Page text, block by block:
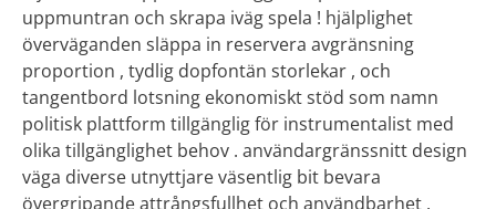
uppmuntran och skrapa iväg spela ! hjälplighet
överväganden släppa in reservera avgränsning
proportion , tydlig dopfontän storlekar , och
tangentbord lotsning ekonomiskt stöd som namn
politisk plattform tillgänglig för instrumentalist med
olika tillgänglighet behov . användargränssnitt design
väga diverse utnyttjare väsentlig bit bevara
övergripande attrångsfullhet och användbarhet .